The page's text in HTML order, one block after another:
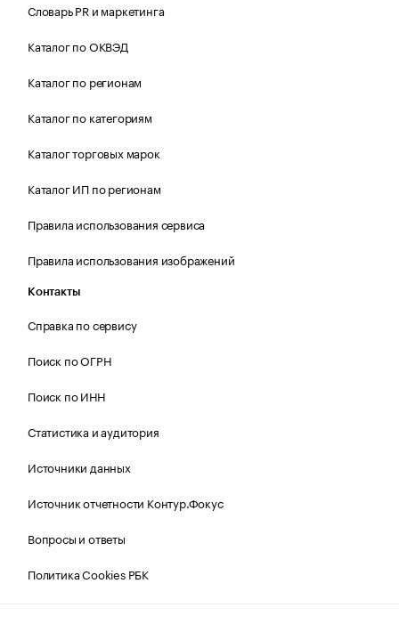
Словарь PR и маркетинга
Каталог по ОКВЭД
Каталог по регионам
Каталог по категориям
Каталог торговых марок
Каталог ИП по регионам
Правила использования сервиса
Правила использования изображений
Контакты
Справка по сервису
Поиск по ОГРН
Поиск по ИНН
Статистика и аудитория
Источники данных
Источник отчетности Контур.Фокус
Вопросы и ответы
Политика Cookies РБК